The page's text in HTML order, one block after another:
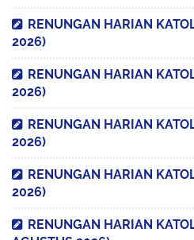
RENUNGAN HARIAN
2026)
RENUNGAN HARIAN
2026)
RENUNGAN HARIAN
2026)
RENUNGAN HARIAN
2026)
RENUNGAN HARIAN